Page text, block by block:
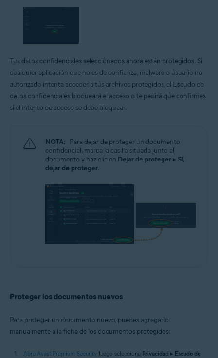
Tus datos confidenciales seleccionados ahora están protegidos. Si
cualquier aplicación que no es de confianza, malware o usuario no
autorizado intenta acceder a tus archivos protegidos, el Escudo de
datos confidenciales bloqueará el acceso o te pedirá que confirmes
si el intento de acceso se debe bloquear.
NOTA: Para dejar de proteger un documento
confidencial, marca la casilla situada junto al
documento y haz clic en Dejar de proteger▸ Sí,
dejar de proteger.
Proteger los documentos nuevos
Para proteger un documento nuevo, puedes agregarlo
manualmente a la ficha de los documentos protegidos:
Abre Avast Premium Security, luego selecciona Privacidad ▸ Escudo de